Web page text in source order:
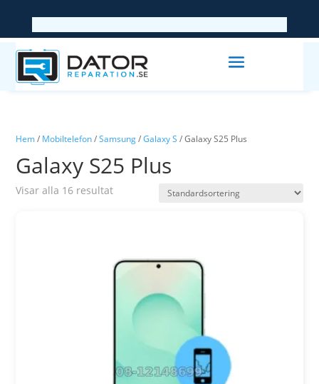
Hem/ Mobiltelefon/Samsung/Galaxy S / Galaxy S25 Plus
Galaxy S25 Plus
Visar alla 16 resultat